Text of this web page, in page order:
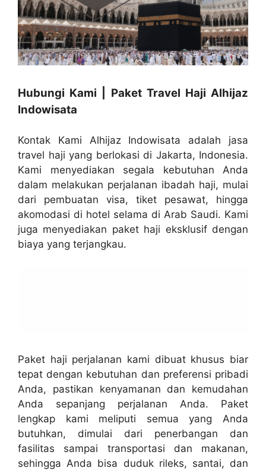
Hubungi Kami | Paket Travel Haji Alhijaz
Indowisata
Kontak Kami Alhijaz Indowisata adalah jasa
travel haji yang berlokasi di Jakarta, Indonesia.
Kami menyediakan segala kebutuhan Anda
dalam melakukan perjalanan ibadah haji, mulai
dari pembuatan visa, tiket pesawat, hingga
akomodasi di hotel selama di Arab Saudi. Kami
juga menyediakan paket haji eksklusif dengan
biaya yang terjangkau.
Paket haji perjalanan kami dibuat khusus biar
tepat dengan kebutuhan dan preferensi pribadi
Anda, pastikan kenyamanan dan kemudahan
Anda sepanjang perjalanan Anda. Paket
lengkap kami meliputi semua yang Anda
butuhkan, dimulai dari penerbangan dan
fasilitas sampai transportasi dan makanan,
sehingga Anda bisa duduk rileks, santai, dan